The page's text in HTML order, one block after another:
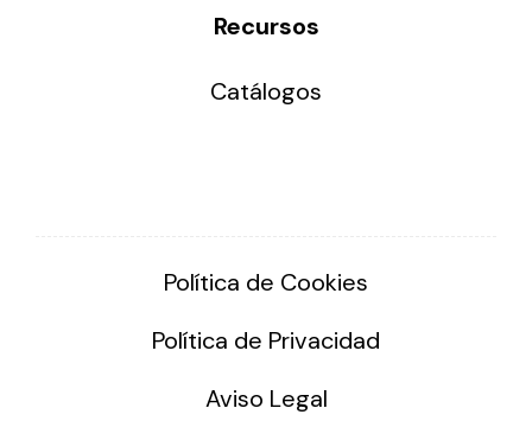
Recursos
Catálogos
Política de Cookies
Política de Privacidad
Aviso Legal